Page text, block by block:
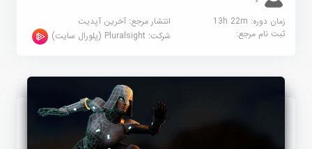
زمان دوره: 13h 22m
انتشار مرجع:آخرین آپدیت
ثبت نام مرجع:
شرکت:Pluralsight (پلورال سایت)